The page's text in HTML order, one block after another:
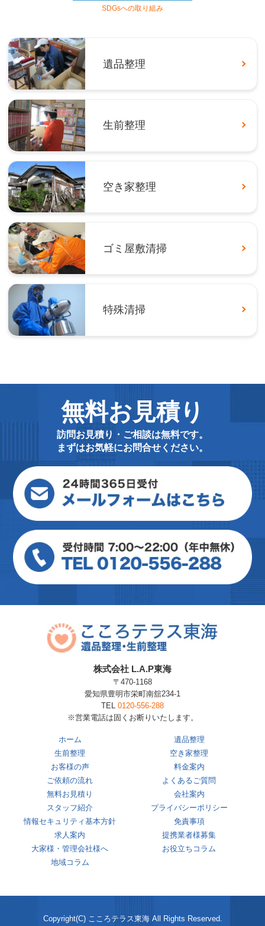
SDGsへの取り組み
遺品整理
生前整理
空き家整理
ゴミ屋敷清掃
特殊清掃
無料お見積り
訪問お見積り・ご相談は無料です。
まずはお気軽にお問合せください。
株式会社 L.A.P東海
〒470-1168
愛知県豊明市栄町南舘234-1
TEL 0120-556-288
※営業電話は固くお断りいたします。
ホーム
遺品整理
生前整理
空き家整理
お客様の声
料金案内
ご依頼の流れ
よくあるご質問
無料お見積り
会社案内
スタッフ紹介
プライバシーポリシー
情報セキュリティ基本方針
免責事項
求人案内
提携業者様募集
大家様・管理会社様へ
お役立ちコラム
地域コラム
Copyright(C) こころテラス東海 All Rights Reserved.